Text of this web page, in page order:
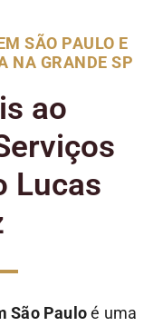
SÃO PAULO E
NA GRANDE SP
ao
Lucas
São Pauloé uma